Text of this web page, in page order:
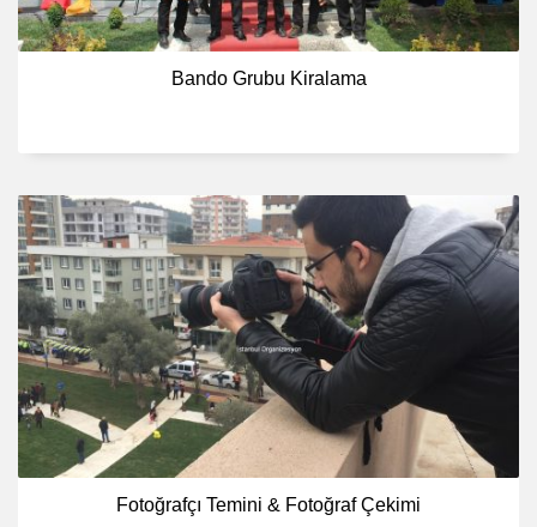
Bando Grubu Kiralama
Fotoğrafçı Temini & Fotoğraf Çekimi